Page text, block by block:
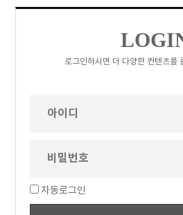
로그인하시면 더 다양한 컨텐츠를
자동로그인